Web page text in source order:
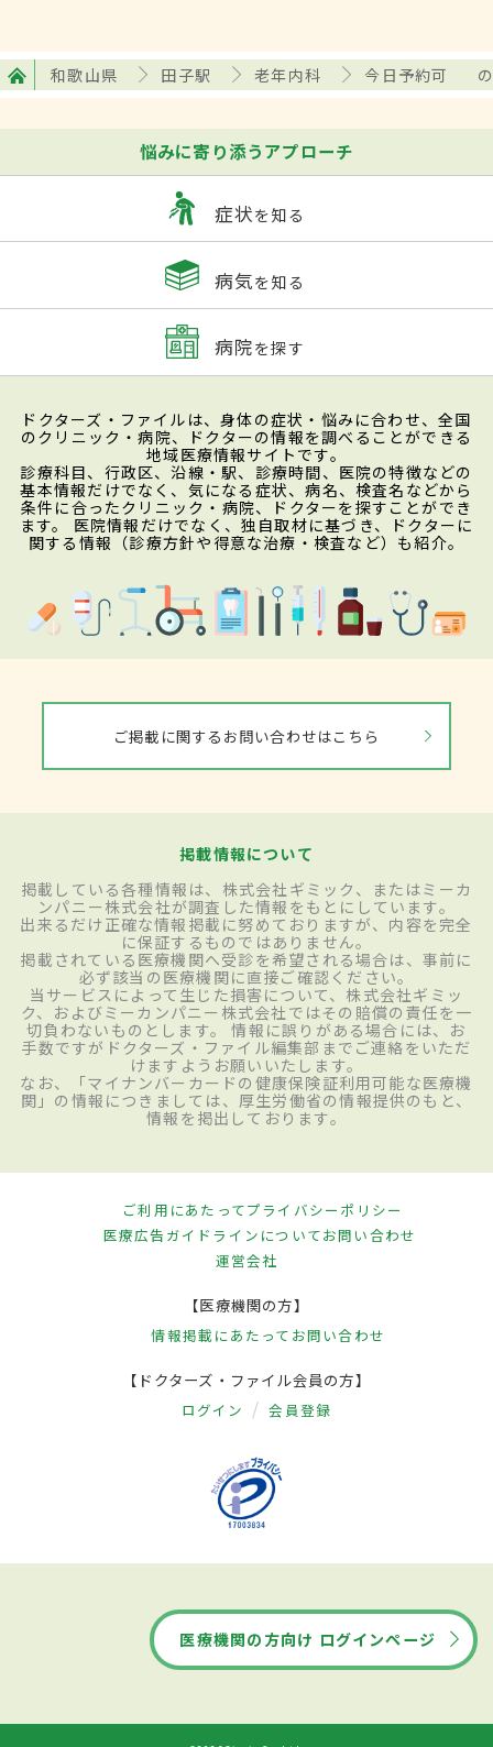
和歌山県 田子駅 老年内科 今日予約可
悩みに寄り添うアプローチ
症状を知る
病気を知る
病院を探す
ドクターズ・ファイルは、身体の症状・悩みに合わせ、全国
のクリニック・病院、ドクターの情報を調べることができる
地域医療情報サイトです。
診療科目、行政区、沿線・駅、診療時間、医院の特徴などの
基本情報だけでなく、気になる症状、病名、検査名などから
条件に合ったクリニック・病院、ドクターを探すことができ
ます。 医院情報だけでなく、独自取材に基づき、ドクターに
関する情報（診療方針や得意な治療・検査など）も紹介。
ご掲載に関するお問い合わせはこちら
掲載情報について
掲載している各種情報は、株式会社ギミック、またはミーカ
ンパニー株式会社が調査した情報をもとにしています。
出来るだけ正確な情報掲載に努めておりますが、内容を完全
に保証するものではありません。
掲載されている医療機関へ受診を希望される場合は、事前に
必ず該当の医療機関に直接ご確認ください。
当サービスによって生じた損害について、株式会社ギミッ
ク、およびミーカンパニー株式会社ではその賠償の責任を一
切負わないものとします。 情報に誤りがある場合には、お
手数ですがドクターズ・ファイル編集部までご連絡をいただ
けますようお願いいたします。
なお、「マイナンバーカードの健康保険証利用可能な医療機
関」の情報につきましては、厚生労働省の情報提供のもと、
情報を掲出しております。
ご利用にあたってプライバシーポリシー
医療広告ガイドラインについてお問い合わせ
運営会社
【医療機関の方】
情報掲載にあたって お問い合わせ
【ドクターズ・ファイル会員の方】
ログイン 会員登録
医療機関の方向け ログインページ